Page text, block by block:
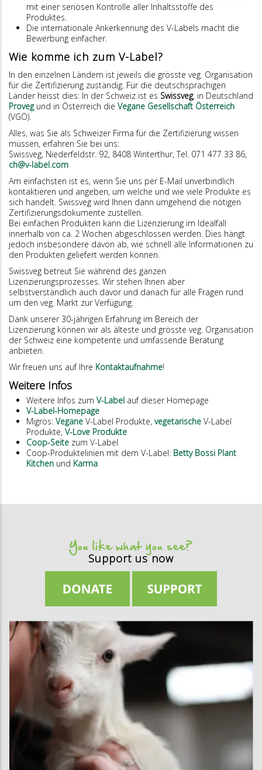
mit einer seriösen Kontrolle aller Inhaltsstoffe des
Produktes.
Die internationale Ankerkennung des V-Labels macht die
Bewerbung einfacher.
Wie komme ich zum V-Label?
In den einzelnen Ländern ist jeweils die grösste veg. Organisation
für die Zertifizierung zuständig. Für die deutschsprachigen
Länder heisst dies: In der Schweiz ist es Swissveg, in Deutschland
Provegund in Österreich die Vegane Gesellschaft Österreich
(VGÖ).
Alles, was Sie als Schweizer Firma für die Zertifizierung wissen
müssen, erfahren Sie bei uns:
Swissveg, Niederfeldstr. 92, 8408 Winterthur, Tel. 071 477 33 86,
ch@v-label.com
Am einfachsten ist es, wenn Sie uns per E-Mail unverbindlich
kontaktieren und angeben, um welche und wie viele Produkte es
sich handelt. Swissveg wird Ihnen dann umgehend die nötigen
Zertifizierungsdokumente zustellen.
Bei einfachen Produkten kann die Lizenzierung im Idealfall
innerhalb von ca. 2 Wochen abgeschlossen werden. Dies hängt
jedoch insbesondere davon ab, wie schnell alle Informationen zu
den Produkten geliefert werden können.
Swissveg betreut Sie während des ganzen
Lizenzierungsprozesses. Wir stehen Ihnen aber
selbstverständlich auch davor und danach für alle Fragen rund
um den veg. Markt zur Verfügung.
Dank unserer 30-jährigen Erfahrung im Bereich der
Lizenzierung können wir als älteste und grösste veg. Organisation
der Schweiz eine kompetente und umfassende Beratung
anbieten.
Wir freuen uns auf Ihre Kontaktaufnahme!
Weitere Infos
Weitere Infos zum V-Label auf dieser Homepage
V-Label-Homepage
Migros: Vegane V-Label Produkte, vegetarische V-Label
Produkte, V-Love Produkte
Coop-Seite zum V-Label
Coop-Produktelinien mit dem V-Label: Betty Bossi Plant
Kitchen und Karma
You like what you see?
Support us now